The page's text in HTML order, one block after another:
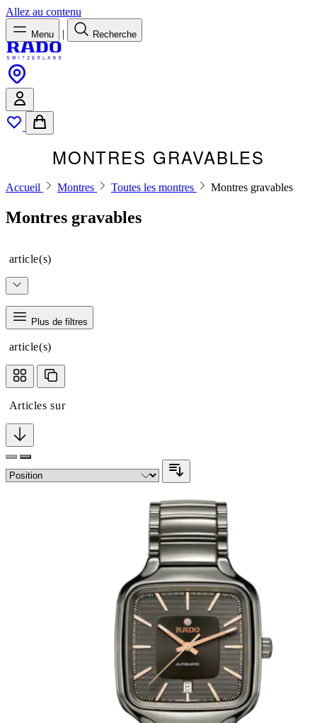
Allez au contenu
Menu | Recherche
MONTRES GRAVABLES
Accueil Montres Toutes les montres Montres gravables
Montres gravables
article(s)
Plus de filtres
article(s)
Articles sur